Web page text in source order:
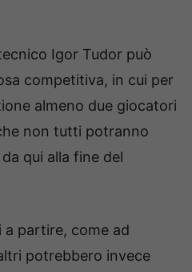
Igor Tudor può
competitiva, in cui per
almeno due giocatori
non tutti potranno
qui alla fine del
a partire, come ad
potrebbero invece